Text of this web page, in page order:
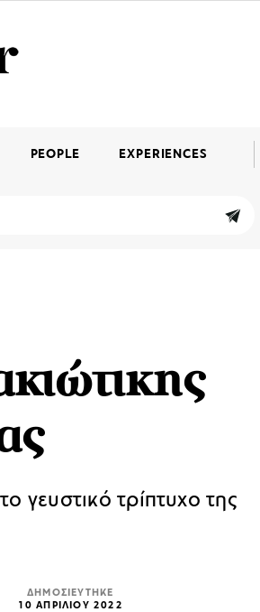
PEOPLE EXPERIENCES
γευστικό τρίπτυχο της
ΔΗΜΟΣΙΕΥΤΗΚΕ
10 ΑΠΡΙΛΙΟΥ 2022